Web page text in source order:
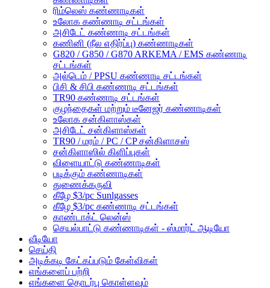
ரிம்லெஸ் கண்ணாடிகள்
உலோக கண்ணாடி சட்டங்கள்
அசிடேட் கண்ணாடி சட்டங்கள்
கணினி (நீல எதிர்ப்பு) கண்ணாடிகள்
G820 / G850 / G870 ARKEMA / EMS கண்ணாடி
சட்டங்கள்
அல்டெம் / PPSU கண்ணாடி சட்டங்கள்
பிசி & சிபி கண்ணாடி சட்டங்கள்
TR90 கண்ணாடி சட்டங்கள்
குழந்தைகள் மற்றும் டீனேஜர் கண்ணாடிகள்
உலோக சன்கிளாஸ்கள்
அசிடேட் சன்கிளாஸ்கள்
TR90 / மரம் / PC / CP சன்கிளாசஸ்
சன்கிளாஸில் கிளிப்புகள்
விளையாட்டு கண்ணாடிகள்
படிக்கும் கண்ணாடிகள்
துணைக்கருவி
கீழே $3/pc Sunlgasses
கீழே $3/pc கண்ணாடி சட்டங்கள்
காண்டாக்ட் லென்ஸ்
செயல்பாட்டு கண்ணாடிகள் - ஸ்மார்ட் ஆடியோ
வீடியோ
செய்தி
அடிக்கடி கேட்கப்படும் கேள்விகள்
எங்களைப் பற்றி
எங்களை தொடர்பு கொள்ளவும்